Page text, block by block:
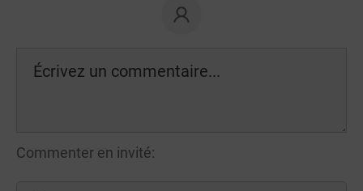
Commenter en invité: